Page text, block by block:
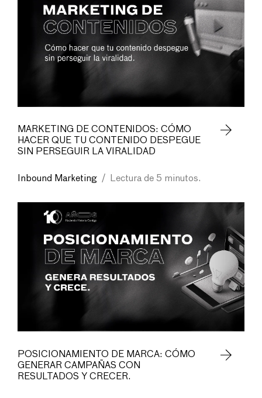
MARKETING DE CONTENIDOS: CÓMO
HACER QUE TU CONTENIDO DESPEGUE
SIN PERSEGUIR LA VIRALIDAD
Inbound Marketing / Lectura de 5 minutos.
POSICIONAMIENTO DE MARCA: CÓMO
GENERAR CAMPAÑAS CON
RESULTADOS Y CRECER.